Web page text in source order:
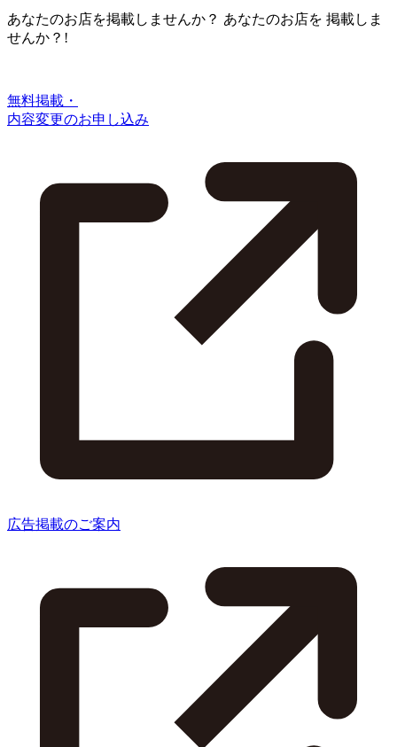
あなたのお店を掲載しませんか？ あなたのお店を 掲載しま
せんか？!
無料掲載・
内容変更のお申し込み
広告掲載のご案内